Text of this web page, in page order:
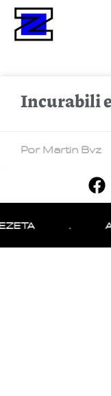
Incurabili
Por Martin Bvz